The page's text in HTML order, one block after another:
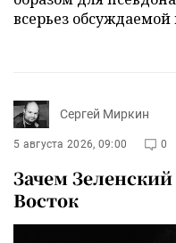
всерьез обсуждаемой
Сергей Миркин
5 августа 2026, 09:00 0
Зачем
Восток